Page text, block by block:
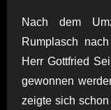
Nach dem
Rumplasch
Herr Gottfried
gewonnen
zeigte sich